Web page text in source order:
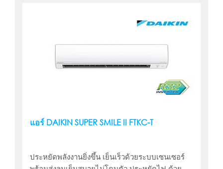
แอร์ DAIKIN SUPER SMILE II FTKC-T
ประหยัดพลังงานยิ่งขึ้น เย็นเร็วด้วยระบบเซนเซอร์